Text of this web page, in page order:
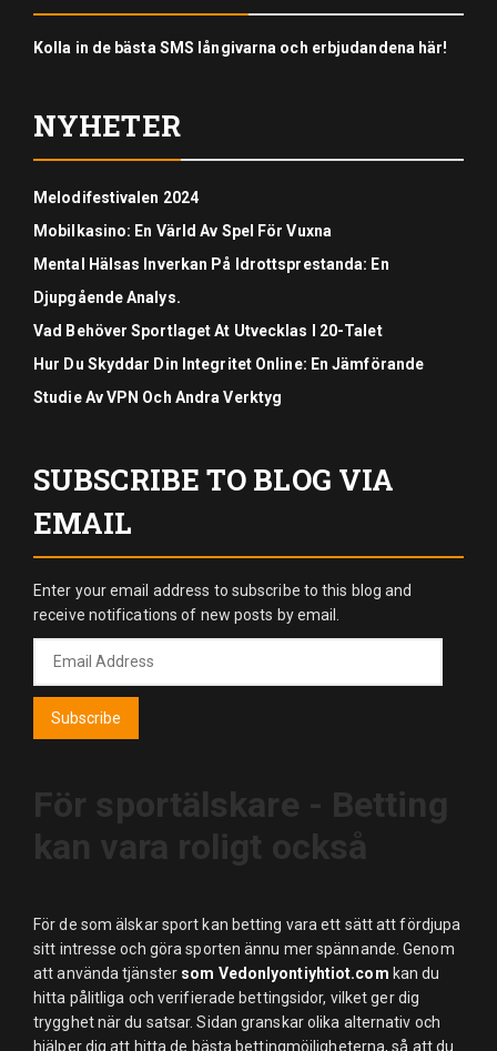
Kolla in de bästa SMS långivarna och erbjudandena här!
NYHETER
Melodifestivalen 2024
Mobilkasino: En Värld Av Spel För Vuxna
Mental Hälsas Inverkan På Idrottsprestanda: En
Djupgående Analys.
Vad Behöver Sportlaget At Utvecklas I 20-Talet
Hur Du Skyddar Din Integritet Online: En Jämförande
Studie Av VPN Och Andra Verktyg
SUBSCRIBE TO BLOG VIA
EMAIL
Enter your email address to subscribe to this blog and
receive notifications of new posts by email.
Subscribe
För sportälskare - Betting
kan vara roligt också
För de som älskar sport kan betting vara ett sätt att fördjupa
sitt intresse och göra sporten ännu mer spännande. Genom
att använda tjänster som Vedonlyontiyhtiot.com kan du
hitta pålitliga och verifierade bettingsidor, vilket ger dig
trygghet när du satsar. Sidan granskar olika alternativ och
hjälper dig att hitta de bästa bettingmöjligheterna, så att du